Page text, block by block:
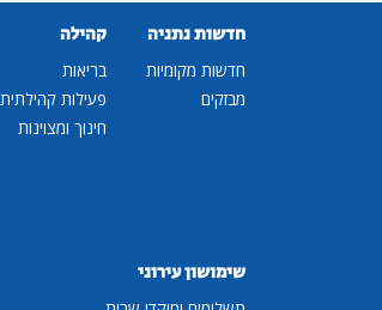
חדשות נתניה
חדשות מקומיות
מבזקים
קהילה
בריאות
פעילות קהילתית
חינוך ומצוינות
שימושון עירוני